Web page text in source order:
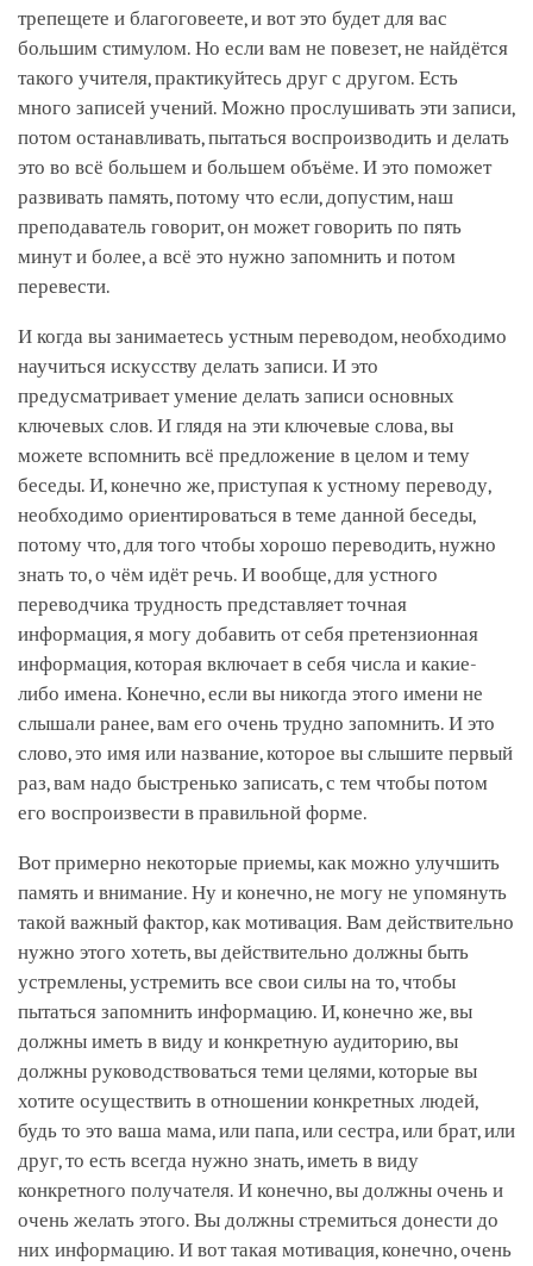
трепещете и благоговеете, и вот это будет для вас
большим стимулом. Но если вам не повезет, не найдётся
такого учителя, практикуйтесь друг с другом. Есть
много записей учений. Можно прослушивать эти записи,
потом останавливать, пытаться воспроизводить и делать
это во всё большем и большем объёме. И это поможет
развивать память, потому что если, допустим, наш
преподаватель говорит, он может говорить по пять
минут и более, а всё это нужно запомнить и потом
перевести.
И когда вы занимаетесь устным переводом, необходимо
научиться искусству делать записи. И это
предусматривает умение делать записи основных
ключевых слов. И глядя на эти ключевые слова, вы
можете вспомнить всё предложение в целом и тему
беседы. И, конечно же, приступая к устному переводу,
необходимо ориентироваться в теме данной беседы,
потому что, для того чтобы хорошо переводить, нужно
знать то, о чём идёт речь. И вообще, для устного
переводчика трудность представляет точная
информация, я могу добавить от себя претензионная
информация, которая включает в себя числа и какие-
либо имена. Конечно, если вы никогда этого имени не
слышали ранее, вам его очень трудно запомнить. И это
слово, это имя или название, которое вы слышите первый
раз, вам надо быстренько записать, с тем чтобы потом
его воспроизвести в правильной форме.
Вот примерно некоторые приемы, как можно улучшить
память и внимание. Ну и конечно, не могу не упомянуть
такой важный фактор, как мотивация. Вам действительно
нужно этого хотеть, вы действительно должны быть
устремлены, устремить все свои силы на то, чтобы
пытаться запомнить информацию. И, конечно же, вы
должны иметь в виду и конкретную аудиторию, вы
должны руководствоваться теми целями, которые вы
хотите осуществить в отношении конкретных людей,
будь то это ваша мама, или папа, или сестра, или брат, или
друг, то есть всегда нужно знать, иметь в виду
конкретного получателя. И конечно, вы должны очень и
очень желать этого. Вы должны стремиться донести до
них информацию. И вот такая мотивация, конечно, очень